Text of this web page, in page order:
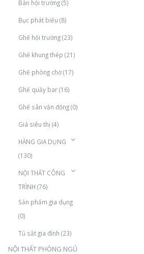
Bàn hội trường(5)
Bục phát biểu (8)
Ghế hội trường(23)
Ghế khung thép (21)
Ghế phòng chờ(17)
Ghế quầy bar(16)
Ghế sân vận động(0)
Giá siêu thị (4)
HÀNG GIA DỤNG
(130)
NỘI THẤT CÔNG
TRÌNH (76)
Sản phẩm gia dụng
(0)
Tủ sắt gia đình (23)
NỘI THẤT PHÒNG NGỦ